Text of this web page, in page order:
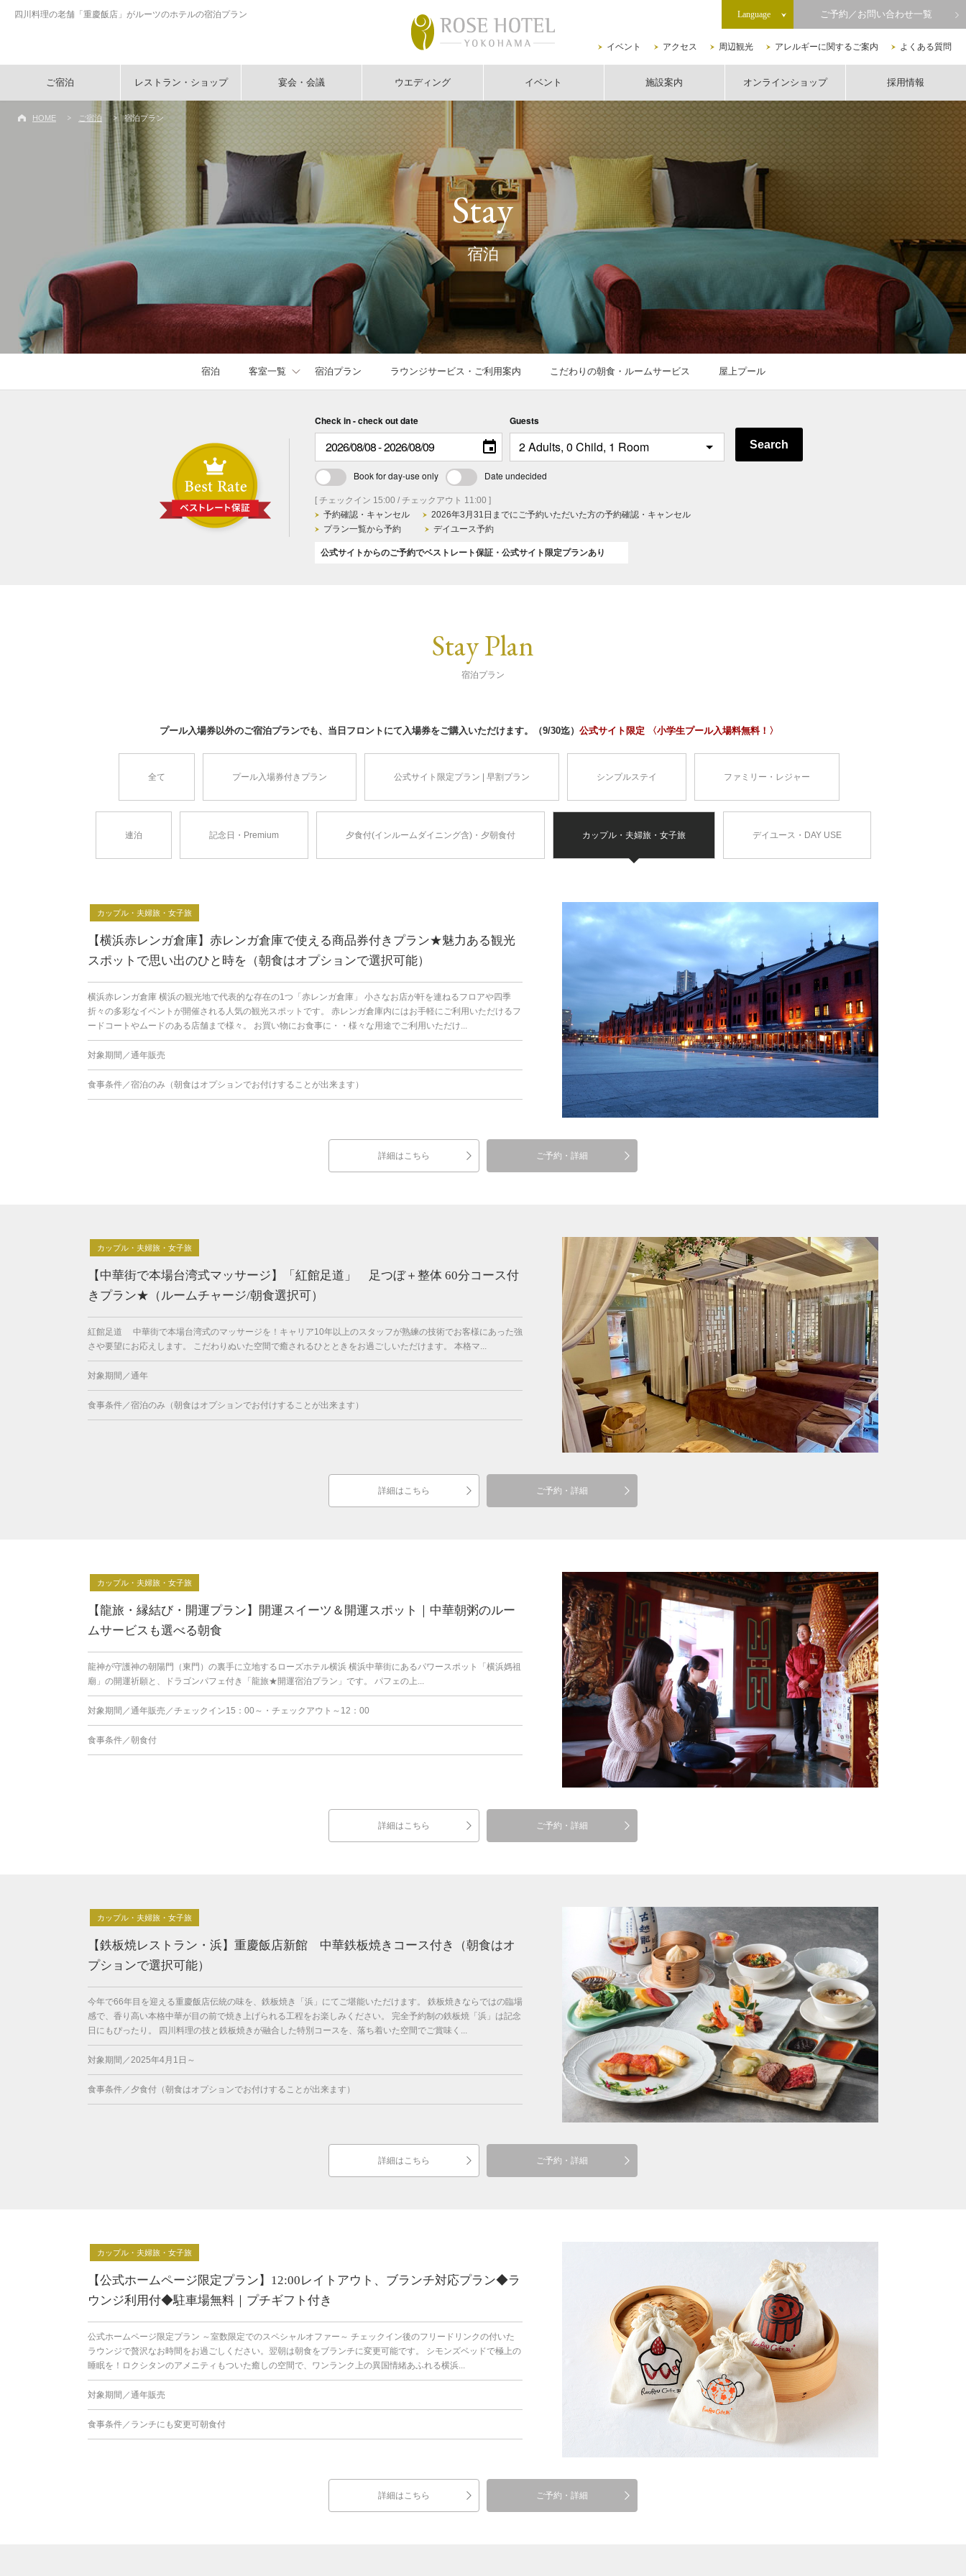
四川料理の老舗「重慶飯店」がルーツのホテルの宿泊プラン
イベント アクセス 周辺観光 アレルギーに関するご案内 よくある質問
ご宿泊 レストラン・ショップ 宴会・会議 ウエディング イベント 施設案内 オンラインショップ 採用情報
Language ご予約／お問い合わせ一覧
HOME ご宿泊 宿泊プラン
Stay
宿泊
宿泊 客室一覧 宿泊プラン ラウンジサービス・ご利用案内 こだわりの朝食・ルームサービス 屋上プール
Check in - check out date Guests
Search
Book for day-use only Date undecided
[ チェックイン 15:00 / チェックアウト 11:00 ]
予約確認・キャンセル
2026年3月31日までにご予約いただいた方の予約確認・キャンセル
プラン一覧から予約
デイユース予約
公式サイトからのご予約でベストレート保証・公式サイト限定プランあり
Stay Plan
宿泊プラン
プール入場券以外のご宿泊プランでも、当日フロントにて入場券をご購入いただけます。（9/30迄） 公式サイト限定 〈小学生プール入場料無料！〉
全て プール入場券付きプラン 公式サイト限定プラン | 早割プラン シンプルステイ ファミリー・レジャー
連泊 記念日・Premium 夕食付(インルームダイニング含)・夕朝食付 カップル・夫婦旅・女子旅 デイユース・DAY USE
カップル・夫婦旅・女子旅
【横浜赤レンガ倉庫】赤レンガ倉庫で使える商品券付きプラン★魅力ある観光
スポットで思い出のひと時を（朝食はオプションで選択可能）
横浜赤レンガ倉庫 横浜の観光地で代表的な存在の1つ「赤レンガ倉庫」 小さなお店が軒を連ねるフロアや四季
折々の多彩なイベントが開催される人気の観光スポットです。 赤レンガ倉庫内にはお手軽にご利用いただけるフ
ードコートやムードのある店舗まで様々。 お買い物にお食事に・・様々な用途でご利用いただけ...
対象期間／通年販売
食事条件／宿泊のみ（朝食はオプションでお付けすることが出来ます）
詳細はこちら ご予約・詳細
カップル・夫婦旅・女子旅
【中華街で本場台湾式マッサージ】「紅館足道」 足つぼ＋整体 60分コース付
きプラン★（ルームチャージ/朝食選択可）
紅館足道 中華街で本場台湾式のマッサージを！キャリア10年以上のスタッフが熟練の技術でお客様にあった強
さや要望にお応えします。 こだわりぬいた空間で癒されるひとときをお過ごしいただけます。 本格マ...
対象期間／通年
食事条件／宿泊のみ（朝食はオプションでお付けすることが出来ます）
詳細はこちら ご予約・詳細
カップル・夫婦旅・女子旅
【龍旅・縁結び・開運プラン】開運スイーツ＆開運スポット｜中華朝粥のルー
ムサービスも選べる朝食
龍神が守護神の朝陽門（東門）の裏手に立地するローズホテル横浜 横浜中華街にあるパワースポット「横浜媽祖
廟」の開運祈願と、ドラゴンパフェ付き「龍旅★開運宿泊プラン」です。 パフェの上...
対象期間／通年販売／チェックイン15：00～・チェックアウト～12：00
食事条件／朝食付
詳細はこちら ご予約・詳細
カップル・夫婦旅・女子旅
【鉄板焼レストラン・浜】重慶飯店新館 中華鉄板焼きコース付き（朝食はオ
プションで選択可能）
今年で66年目を迎える重慶飯店伝統の味を、鉄板焼き「浜」にてご堪能いただけます。 鉄板焼きならではの臨場
感で、香り高い本格中華が目の前で焼き上げられる工程をお楽しみください。 完全予約制の鉄板焼「浜」は記念
日にもぴったり。 四川料理の技と鉄板焼きが融合した特別コースを、落ち着いた空間でご賞味く...
対象期間／2025年4月1日～
食事条件／夕食付（朝食はオプションでお付けすることが出来ます）
詳細はこちら ご予約・詳細
カップル・夫婦旅・女子旅
【公式ホームページ限定プラン】12:00レイトアウト、ブランチ対応プラン◆ラ
ウンジ利用付◆駐車場無料｜プチギフト付き
公式ホームページ限定プラン ～室数限定でのスペシャルオファー～ チェックイン後のフリードリンクの付いた
ラウンジで贅沢なお時間をお過ごしください。翌朝は朝食をブランチに変更可能です。 シモンズベッドで極上の
睡眠を！ロクシタンのアメニティもついた癒しの空間で、ワンランク上の異国情緒あふれる横浜...
対象期間／通年販売
食事条件／ランチにも変更可朝食付
詳細はこちら ご予約・詳細